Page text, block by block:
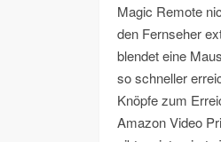
Magic Remote
den Fernseher
blendet eine
so schneller
Knöpfe zum
Amazon Video